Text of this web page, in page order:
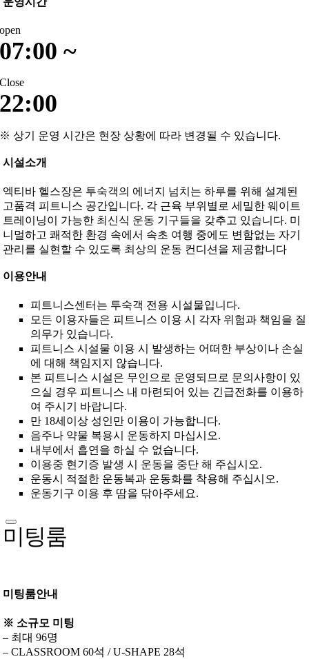
open
07:00 ~
Close
22:00
※ 상기 운영 시간은 현장 상황에 따라 변경될 수 있습니다.
시설소개
엑티바 헬스장은 투숙객의 에너지 넘치는 하루를 위해 설계된
고품격 피트니스 공간입니다. 각 근육 부위별로 세밀한 웨이트
트레이닝이 가능한 최신식 운동 기구들을 갖추고 있습니다. 미
니멀하고 쾌적한 환경 속에서 속초 여행 중에도 변함없는 자기
관리를 실현할 수 있도록 최상의 운동 컨디션을 제공합니다
이용안내
피트니스센터는 투숙객 전용 시설물입니다.
모든 이용자들은 피트니스 이용 시 각자 위험과 책임을 질
의무가 있습니다.
피트니스 시설물 이용 시 발생하는 어떠한 부상이나 손실
에 대해 책임지지 않습니다.
본 피트니스 시설은 무인으로 운영되므로 문의사항이 있
으실 경우 피트니스 내 마련되어 있는 긴급전화를 이용하
여 주시기 바랍니다.
만 18세이상 성인만 이용이 가능합니다.
음주나 약물 복용시 운동하지 마십시오.
내부에서 흡연을 하실 수 없습니다.
이용중 현기증 발생 시 운동을 중단 해 주십시오.
운동시 적절한 운동복과 운동화를 착용해 주십시오.
운동기구 이용 후 땀을 닦아주세요.
미팅룸
미팅룸안내
※ 소규모 미팅
– 최대 96명
– CLASSROOM 60석 / U-SHAPE 28석